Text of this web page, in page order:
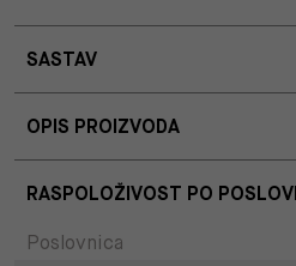
SASTAV
OPIS PROIZVODA
RASPOLOŽIVOST PO
Poslovnica